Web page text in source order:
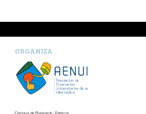
ORGANIZA